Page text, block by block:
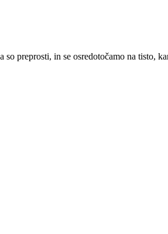
in se osredotočamo na tisto,